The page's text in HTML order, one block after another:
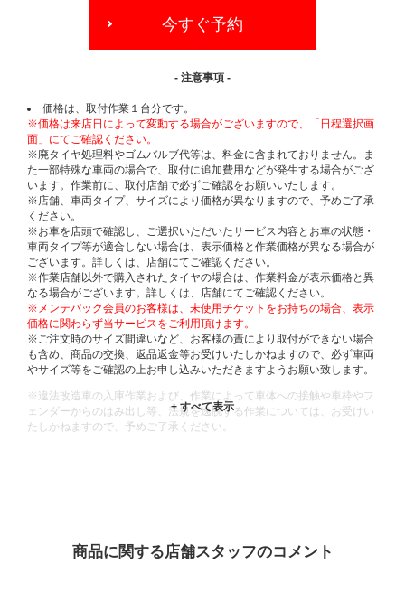
今すぐ予約
- 注意事項 -
価格は、取付作業１台分です。
※価格は来店日によって変動する場合がございますので、「日程選択画
面」にてご確認ください。
※廃タイヤ処理料やゴムバルブ代等は、料金に含まれておりません。ま
た一部特殊な車両の場合で、取付に追加費用などが発生する場合がござ
います。作業前に、取付店舗で必ずご確認をお願いいたします。
※店舗、車両タイプ、サイズにより価格が異なりますので、予めご了承
ください。
※お車を店頭で確認し、ご選択いただいたサービス内容とお車の状態・
車両タイプ等が適合しない場合は、表示価格と作業価格が異なる場合が
ございます。詳しくは、店舗にてご確認ください。
※作業店舗以外で購入されたタイヤの場合は、作業料金が表示価格と異
なる場合がございます。詳しくは、店舗にてご確認ください。
※メンテパック会員のお客様は、未使用チケットをお持ちの場合、表示
価格に関わらず当サービスをご利用頂けます。
※ご注文時のサイズ間違いなど、お客様の責により取付ができない場合
も含め、商品の交換、返品返金等お受けいたしかねますので、必ず車両
やサイズ等をご確認の上お申し込みいただきますようお願い致します。
※違法改造車の入庫作業および、作業によって車体への接触や車枠やフ
ェンダーからのはみ出し等、法規を逸脱する作業については、お受けい
たしかねますので、予めご了承ください。
商品に関する店舗スタッフのコメント